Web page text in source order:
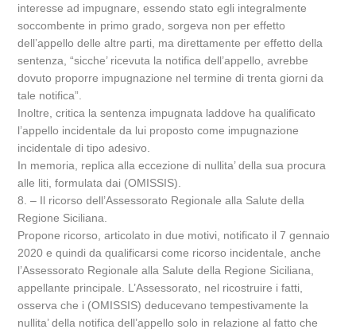
interesse ad impugnare, essendo stato egli integralmente
soccombente in primo grado, sorgeva non per effetto
dell’appello delle altre parti, ma direttamente per effetto della
sentenza, “sicche’ ricevuta la notifica dell’appello, avrebbe
dovuto proporre impugnazione nel termine di trenta giorni da
tale notifica”.
Inoltre, critica la sentenza impugnata laddove ha qualificato
l’appello incidentale da lui proposto come impugnazione
incidentale di tipo adesivo.
In memoria, replica alla eccezione di nullita’ della sua procura
alle liti, formulata dai (OMISSIS).
8. – Il ricorso dell’Assessorato Regionale alla Salute della
Regione Siciliana.
Propone ricorso, articolato in due motivi, notificato il 7 gennaio
2020 e quindi da qualificarsi come ricorso incidentale, anche
l’Assessorato Regionale alla Salute della Regione Siciliana,
appellante principale. L’Assessorato, nel ricostruire i fatti,
osserva che i (OMISSIS) deducevano tempestivamente la
nullita’ della notifica dell’appello solo in relazione al fatto che